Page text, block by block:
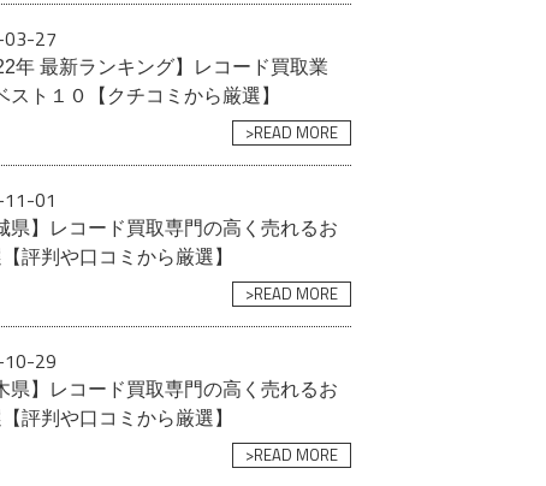
27
年 最新ランキング】レコード買取業
ト１０【クチコミから厳選】
>READ MORE
01
県】レコード買取専門の高く売れるお
評判や口コミから厳選】
>READ MORE
29
県】レコード買取専門の高く売れるお
評判や口コミから厳選】
>READ MORE